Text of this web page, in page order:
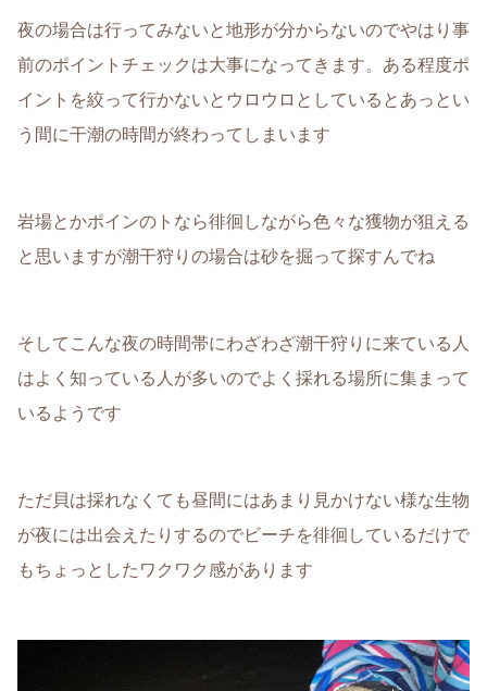
夜の場合は行ってみないと地形が分からないのでやはり事
前のポイントチェックは大事になってきます。ある程度ポ
イントを絞って行かないとウロウロとしているとあっとい
う間に干潮の時間が終わってしまいます
岩場とかポインのトなら徘徊しながら色々な獲物が狙える
と思いますが潮干狩りの場合は砂を掘って探すんでね
そしてこんな夜の時間帯にわざわざ潮干狩りに来ている人
はよく知っている人が多いのでよく採れる場所に集まって
いるようです
ただ貝は採れなくても昼間にはあまり見かけない様な生物
が夜には出会えたりするのでビーチを徘徊しているだけで
もちょっとしたワクワク感があります